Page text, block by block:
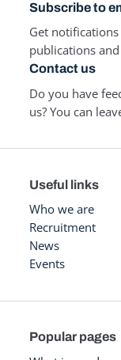
Subscribe to
Get
publications
Contact us
Do you have
us? You can
Useful links
Who we are
Recruitment
News
Events
Popular pages